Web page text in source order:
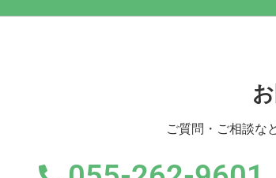
ご質問・ご相談な